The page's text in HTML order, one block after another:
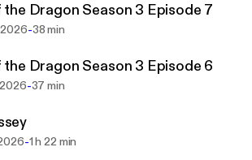
the Dragon Season 3 Episode 7
-38 min
the Dragon Season 3 Episode 6
-37 min
-1 h 22 min